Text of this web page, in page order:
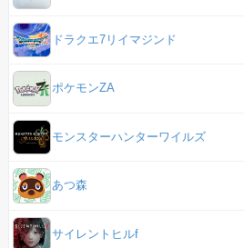
ドラクエ7リイマジンド
ポケモンZA
モンスターハンターワイルズ
あつ森
サイレントヒルf